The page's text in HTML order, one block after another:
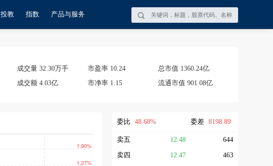
投教 指数 产品与服务
成交量32.30万手 市盈率 10.24 总市值 1360.24亿
成交额4.03亿 市净率 1.15 流通市值 901.08亿
委比 48.68% 委差 8198.89
卖五 12.48 644
卖四 12.47 463